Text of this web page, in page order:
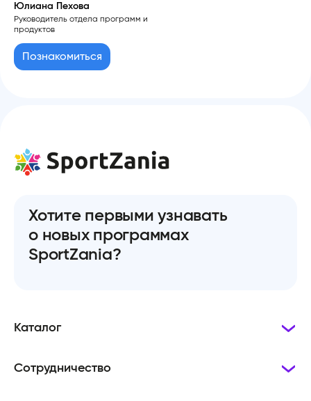
Юлиана Пехова
Руководитель отдела программ и
продуктов
Познакомиться
Хотите первыми узнавать
о новых программах
SportZania?
Каталог
Сотрудничество